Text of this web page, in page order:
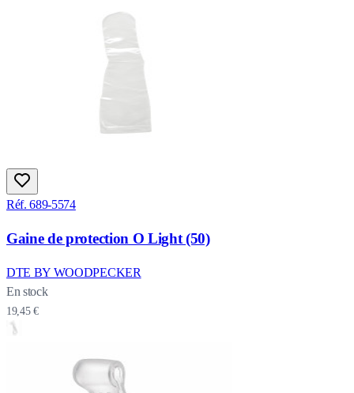
Réf. 689-5574
Gaine de protection O Light (50)
DTE BY WOODPECKER
En stock
19,45 €